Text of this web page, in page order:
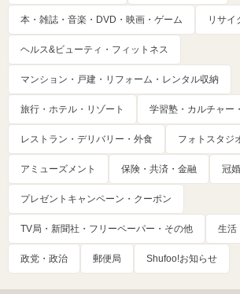
本・雑誌・音楽・DVD・映画・ゲーム リサイ
ヘルス&ビューティ・フィットネス
マンション・戸建・リフォーム・レンタル収納
旅行・ホテル・リゾート 学習塾・カルチャー
レストラン・デリバリー・外食 フォトスタジ
アミューズメント 保険・共済・金融 冠
プレゼントキャンペーン・クーポン
TV局・新聞社・フリーペーパー・その他 生活
政党・政治 郵便局 Shufoo!お知らせ